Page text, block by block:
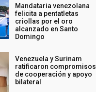
Mandataria venezolana
felicita a pentatletas
criollas por el oro
alcanzado en Santo
Domingo
Venezuela y Surinam
ratificaron compromisos
de cooperación y apoyo
bilateral